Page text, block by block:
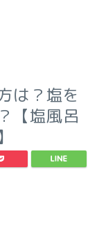
は？塩を
【塩風呂